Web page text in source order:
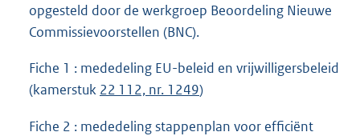
opgesteld door de werkgroep Beoordeling Nieuwe
Commissievoorstellen (BNC).
Fiche 1 : mededeling EU-beleid en vrijwilligersbeleid
(kamerstuk 22 112, nr. 1249)
Fiche 2 : mededeling stappenplan voor efficiënt